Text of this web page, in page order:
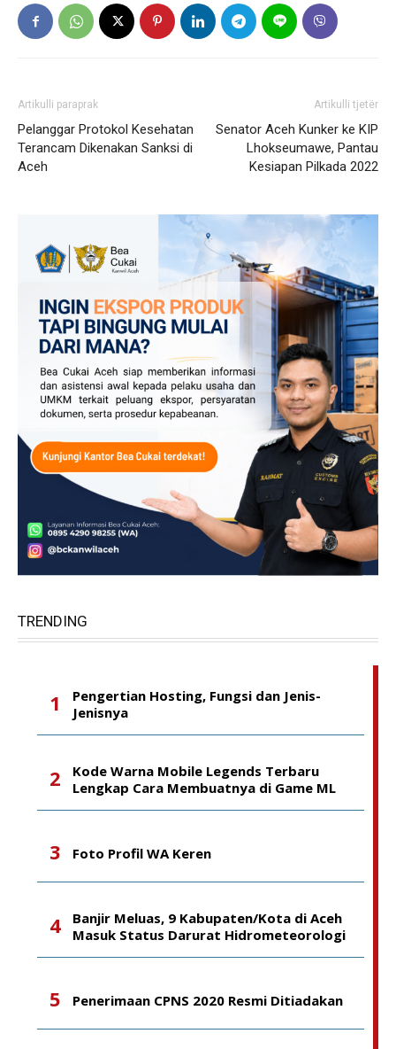
Artikulli paraprak
Pelanggar Protokol Kesehatan
Terancam Dikenakan Sanksi di
Aceh
Artikulli tjetër
Senator Aceh Kunker ke KIP
Lhokseumawe, Pantau
Kesiapan Pilkada 2022
TRENDING
Pengertian Hosting, Fungsi dan Jenis-
Jenisnya
Kode Warna Mobile Legends Terbaru
Lengkap Cara Membuatnya di Game ML
Foto Profil WA Keren
Banjir Meluas, 9 Kabupaten/Kota di Aceh
Masuk Status Darurat Hidrometeorologi
Penerimaan CPNS 2020 Resmi Ditiadakan